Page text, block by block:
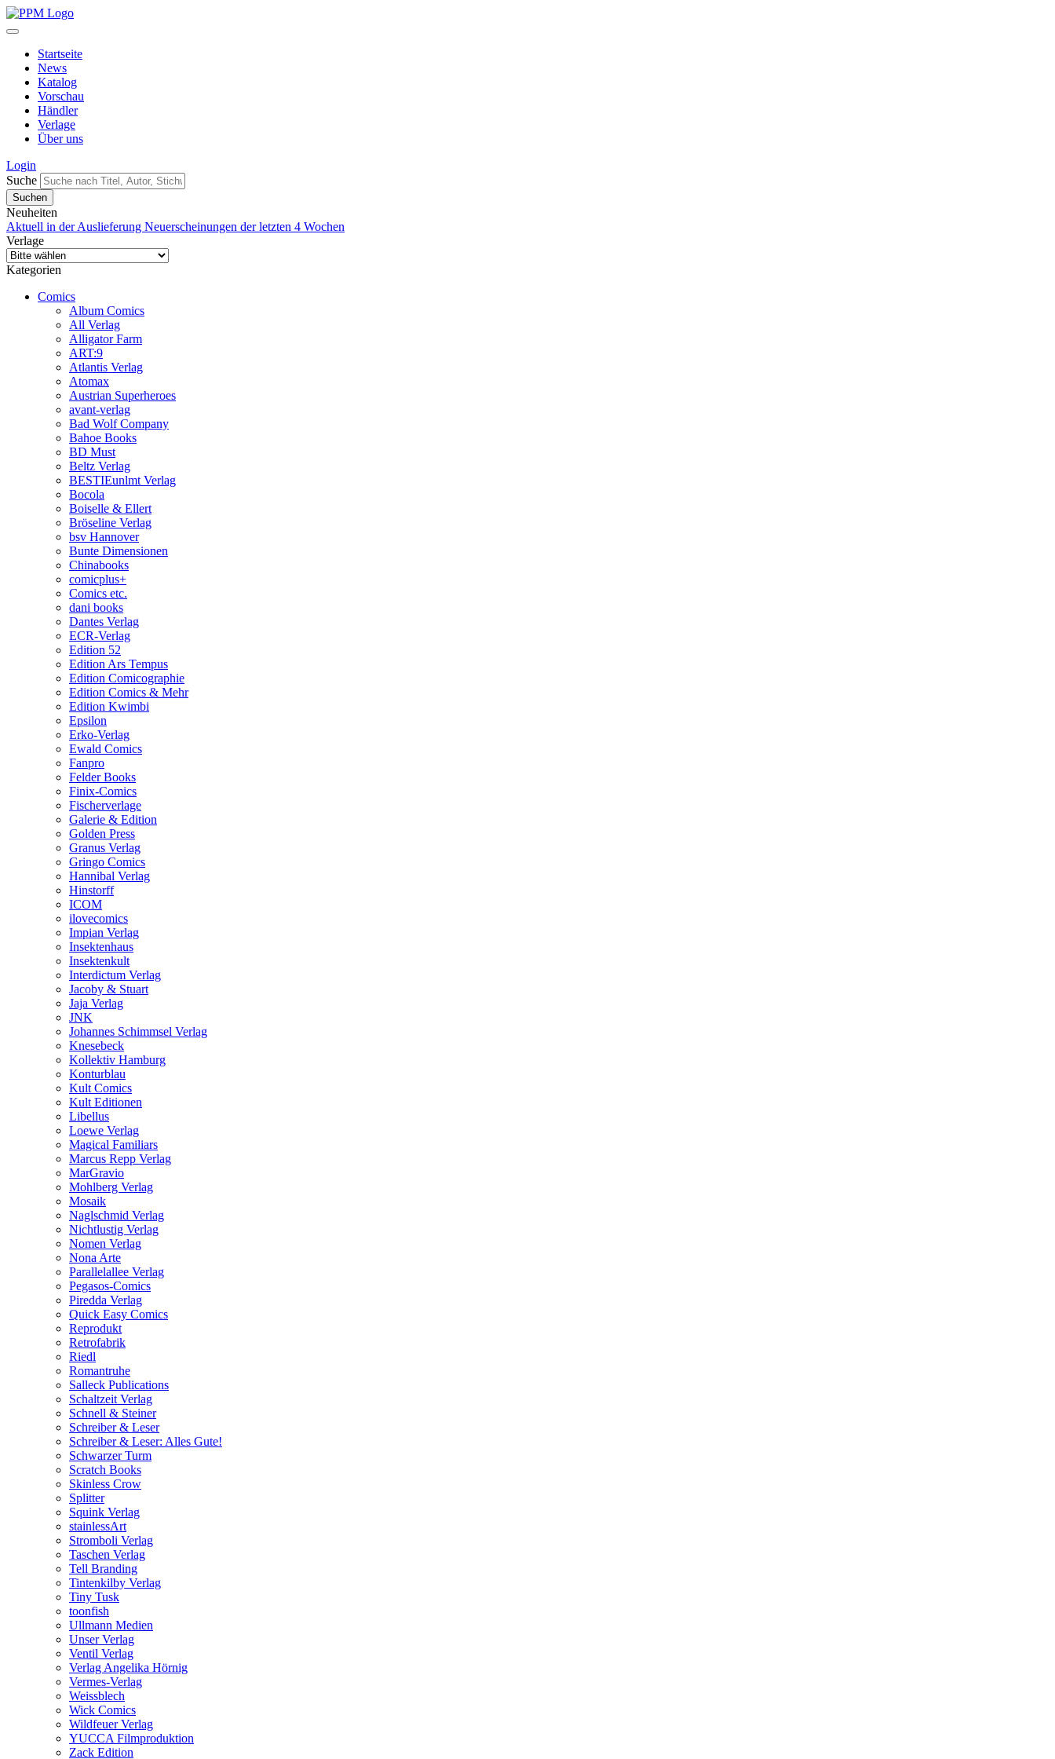
Startseite
News
Katalog
Vorschau
Händler
Verlage
Über uns
Login
Suche
Neuheiten
Aktuell in der Auslieferung Neuerscheinungen der letzten 4 Wochen
Verlage
Kategorien
Comics
Album Comics
All Verlag
Alligator Farm
ART:9
Atlantis Verlag
Atomax
Austrian Superheroes
avant-verlag
Bad Wolf Company
Bahoe Books
BD Must
Beltz Verlag
BESTIEunlmt Verlag
Bocola
Boiselle & Ellert
Bröseline Verlag
bsv Hannover
Bunte Dimensionen
Chinabooks
comicplus+
Comics etc.
dani books
Dantes Verlag
ECR-Verlag
Edition 52
Edition Ars Tempus
Edition Comicographie
Edition Comics & Mehr
Edition Kwimbi
Epsilon
Erko-Verlag
Ewald Comics
Fanpro
Felder Books
Finix-Comics
Fischerverlage
Galerie & Edition
Golden Press
Granus Verlag
Gringo Comics
Hannibal Verlag
Hinstorff
ICOM
ilovecomics
Impian Verlag
Insektenhaus
Insektenkult
Interdictum Verlag
Jacoby & Stuart
Jaja Verlag
JNK
Johannes Schimmsel Verlag
Knesebeck
Kollektiv Hamburg
Konturblau
Kult Comics
Kult Editionen
Libellus
Loewe Verlag
Magical Familiars
Marcus Repp Verlag
MarGravio
Mohlberg Verlag
Mosaik
Naglschmid Verlag
Nichtlustig Verlag
Nomen Verlag
Nona Arte
Parallelallee Verlag
Pegasos-Comics
Piredda Verlag
Quick Easy Comics
Reprodukt
Retrofabrik
Riedl
Romantruhe
Salleck Publications
Schaltzeit Verlag
Schnell & Steiner
Schreiber & Leser
Schreiber & Leser: Alles Gute!
Schwarzer Turm
Scratch Books
Skinless Crow
Splitter
Squink Verlag
stainlessArt
Stromboli Verlag
Taschen Verlag
Tell Branding
Tintenkilby Verlag
Tiny Tusk
toonfish
Ullmann Medien
Unser Verlag
Ventil Verlag
Verlag Angelika Hörnig
Vermes-Verlag
Weissblech
Wick Comics
Wildfeuer Verlag
YUCCA Filmproduktion
Zack Edition